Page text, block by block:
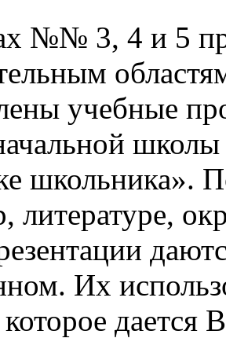
№№ 3, 4 и 5
учебные
школьника».
литературе,
Их
дается